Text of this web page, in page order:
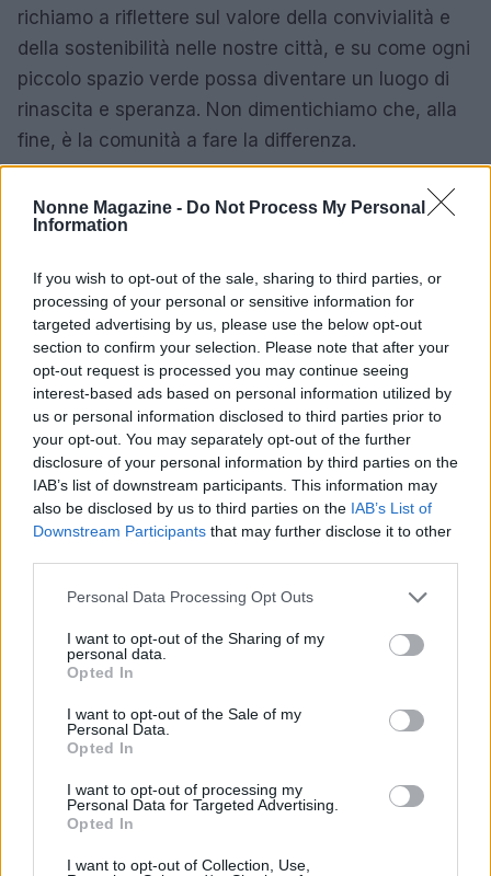
Nonne Magazine - Do Not Process My Personal
Information
If you wish to opt-out of the sale, sharing to third parties, or
processing of your personal or sensitive information for
targeted advertising by us, please use the below opt-out
section to confirm your selection. Please note that after your
opt-out request is processed you may continue seeing
interest-based ads based on personal information utilized by
us or personal information disclosed to third parties prior to
your opt-out. You may separately opt-out of the further
disclosure of your personal information by third parties on the
IAB’s list of downstream participants. This information may
also be disclosed by us to third parties on the IAB’s List of
Downstream Participants that may further disclose it to other
Please note that this website/app uses one or more Google
not limited to your visit or usage behaviour. You may click to
grant or deny consent to Google and its third-party tags to
use your data for below specified purposes in below Google
consent section.
Personal Data Processing Opt Outs
I want to opt-out of the Sharing of my
personal data.
Opted In
I want to opt-out of the Sale of my
Personal Data.
Opted In
I want to opt-out of processing my
Personal Data for Targeted Advertising.
Opted In
I want to opt-out of Collection, Use,
richiamo a riflettere sul valore della convivialità e
della sostenibilità nelle nostre città, e su come ogni
piccolo spazio verde possa diventare un luogo di
rinascita e speranza. Non dimentichiamo che, alla
fine, è la comunità a fare la differenza.
AUTORE
Continua a leggere